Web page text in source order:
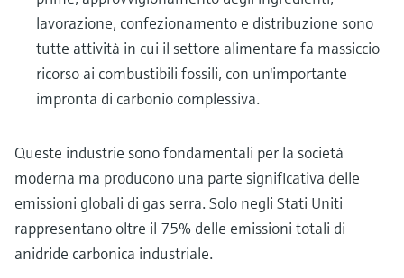
lavorazione, confezionamento e distribuzione sono
tutte attività in cui il settore alimentare fa massiccio
ricorso ai combustibili fossili, con un'importante
impronta di carbonio complessiva.
Queste industrie sono fondamentali per la società
moderna ma producono una parte significativa delle
emissioni globali di gas serra. Solo negli Stati Uniti
rappresentano oltre il 75% delle emissioni totali di
anidride carbonica industriale.